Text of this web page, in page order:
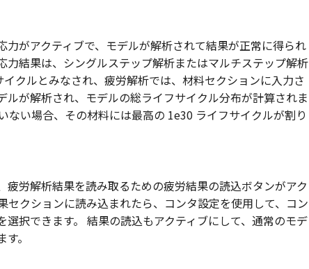
力がアクティブで、モデルが解析されて結果が正常に得られ
力結果は、シングルステップ解析またはマルチステップ解析
クルとみなされ、疲労解析では、材料セクションに入力さ
ルが解析され、モデルの総ライフサイクル分布が計算されま
ない場合、その材料には最高の 1e30 ライフサイクルが割り
労解析結果を読み取るための疲労結果の読込ボタンがアク
セクションに読み込まれたら、コンタ設定を使用して、コン
択できます。 結果の読込もアクティブにして、通常のモデ
。